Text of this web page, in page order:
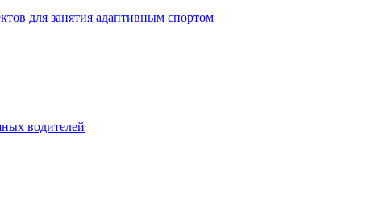
для занятия адаптивным спортом
водителей